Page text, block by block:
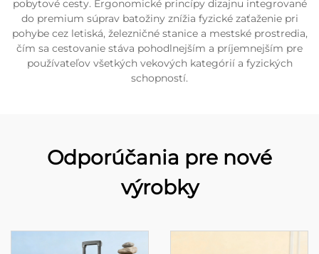
pobytové cesty. Ergonomické princípy dizajnu integrované
do premium súprav batožiny znížia fyzické zaťaženie pri
pohybe cez letiská, železničné stanice a mestské prostredia,
čím sa cestovanie stáva pohodlnejším a príjemnejším pre
používateľov všetkých vekových kategórií a fyzických
schopností.
Odporúčania pre nové
výrobky